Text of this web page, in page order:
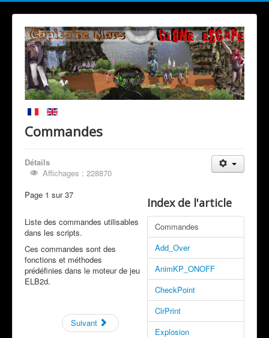
Commandes
Détails
Affichages : 228870
Index de l'article
Commandes
Add_Over
AnimKP_ONOFF
CheckPoint
ClrPrint
Explosion
Page 1 sur 37
Liste des commandes utilisables
dans les scripts.
Ces commandes sont des
fonctions et méthodes
prédéfinies dans le moteur de jeu
ELB2d.
Suivant